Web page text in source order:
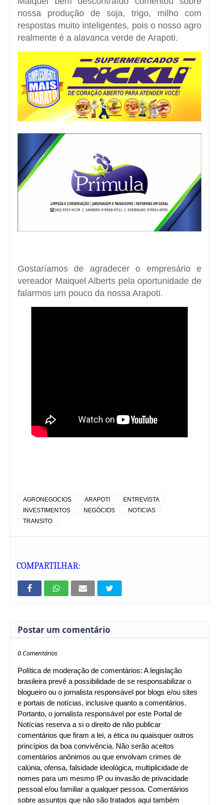
nossa produção de soja, trigo, milho com
respostas muito inteligentes, pois o nosso agro
realmente é a alavanca verde de Arapoti.
Gostaríamos de agradecer o empresário e
vereador Maiquel Alberts pela oportunidade de
falarmos um pouco da nossa Arapoti.
AGRONEGOCIOS ARAPOTI
ENTREVISTA
INVESTIMENTOS
NEGÓCIOS
NOTICIAS
TRANSITO
COMPARTILHAR:
Postar um comentário
0 Comentários
Política de moderação de comentários: A legislação
brasileira prevê a possibilidade de se responsabilizar o
blogueiro ou o jornalista responsável por blogs e/ou sites
e portais de notícias, inclusive quanto a comentários.
Portanto, o jornalista responsável por este Portal de
Notícias reserva a si o direito de não publicar
comentários que firam a lei, a ética ou quaisquer outros
princípios da boa convivência. Não serão aceitos
comentários anônimos ou que envolvam crimes de
calúnia, ofensa, falsidade ideológica, multiplicidade de
nomes para um mesmo IP ou invasão de privacidade
pessoal e/ou familiar a qualquer pessoa. Comentários
sobre assuntos que não são tratados aqui também